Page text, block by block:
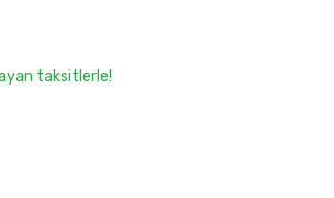
taksitlerle!